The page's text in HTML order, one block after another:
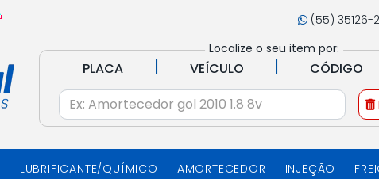
(55) 35126-
Localize o seu item por:
PLACA | VEÍCULO | CÓDIGO
LUBRIFICANTE/QUÍMICO AMORTECEDOR INJEÇÃO